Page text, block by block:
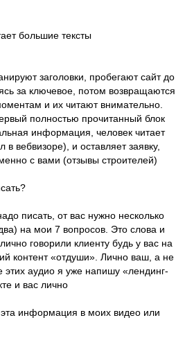
большие тексты
заголовки, пробегают сайт до
за ключевое, потом возвращаются
и их читают внимательно.
полностью прочитанный блок
информация, человек читает
в вебвизоре), и оставляет заявку,
с вами (отзывы строителей)
писать, от вас нужно несколько
на мои 7 вопросов. Это слова и
говорили клиенту будь у вас на
контент «отдуши». Лично ваш, а не
аудио я уже напишу «лендинг-
и вас лично
информация в моих видео или